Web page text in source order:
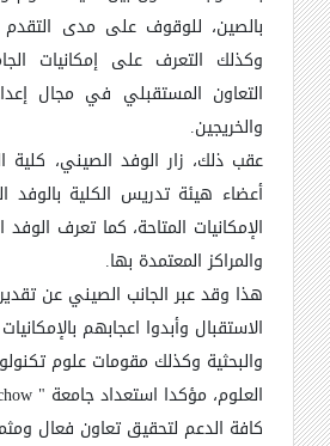
بالصين، للوقوف على مدى التقدم
وكذلك التعرف على إمكانيات
التعاون المستقبلي في مجال
والخريجين.
عقب ذلك، زار الوفد الصيني، كلية
أعضاء هيئة تدريس الكلية بالوفد
الإمكانيات المتاحة، كما تعرف الوفد
والمراكز المعتمدة بها.
هذا وقد عبر الجانب الصيني عن
الاستقبال وأبدوا اعجابهم
والبحثية وكذلك مقومات علوم
العلوم، مؤكدا استعداد جامعة "
كافة الدعم لتحقيق تعاون فعال